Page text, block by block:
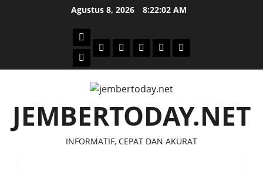
Agustus 8, 2026 8:22:02 AM
Beranda
News
PolitikOtomotifEkonomiSosialtentang
JEMBERTODAY.NET
INFORMATIF, CEPAT DAN AKURAT